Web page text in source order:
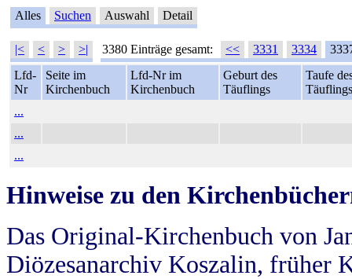
Alles Suchen Auswahl Detail
|< < > >| 3380 Einträge gesamt: << 3331 3334
Lfd-
Nr
Seite im
Kirchenbuch
Lfd-Nr im
Kirchenbuch
Geburt des
Täuflings
Taufe
Täuflings
...
...
...
Hinweise zu den
Das Original-Kirchenbuch von
Diözesanarchiv Koszalin, früher